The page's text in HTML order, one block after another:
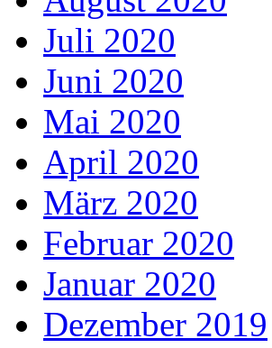
Juli 2020
Juni 2020
Mai 2020
April 2020
März 2020
Februar 2020
Januar 2020
Dezember 2019